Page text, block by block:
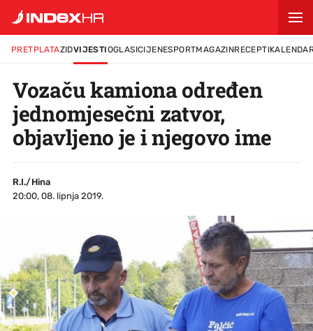
PRETPLATAZIDVIJESTIOGLASICIJENESPORTMAGAZINRECEPTI
Vozaču kamiona određen
jednomjesečni zatvor,
objavljeno je i njegovo ime
R.I./Hina
20:00, 08. lipnja 2019.